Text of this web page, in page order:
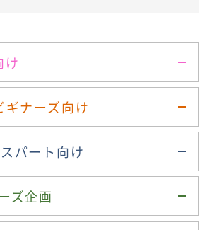
け
ギナーズ向け
パート向け
ズ企画